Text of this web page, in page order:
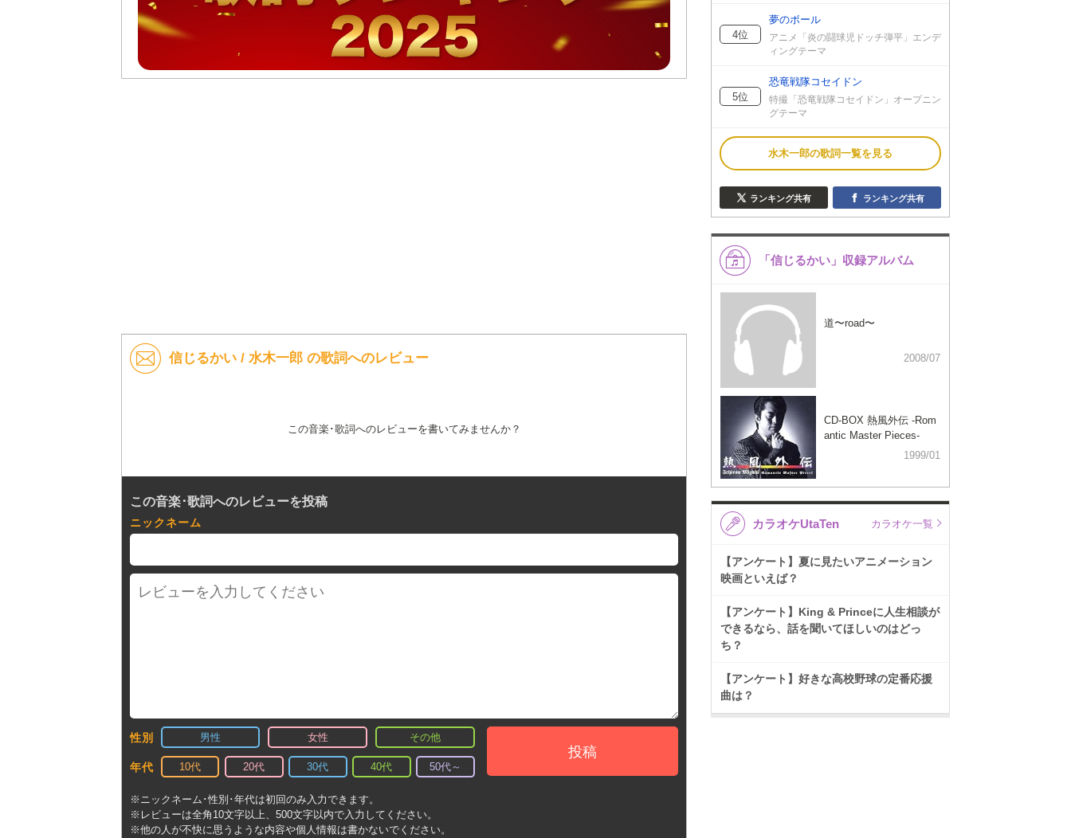
信じるかい / 水木一郎 の歌詞へのレビュー
この音楽･歌詞へのレビューを書いてみませんか？
この音楽･歌詞へのレビューを投稿
ニックネーム
性別 男性 女性 その他
年代 10代 20代 30代 40代 50代～
投稿
※ニックネーム･性別･年代は初回のみ入力できます。
※レビューは全角10文字以上、500文字以内で入力してください。
※他の人が不快に思うような内容や個人情報は書かないでください。
4位
夢のボール
アニメ「炎の闘球児ドッチ弾平」エンデ
ィングテーマ
5位
恐竜戦隊コセイドン
特撮「恐竜戦隊コセイドン」オープニン
グテーマ
水木一郎の歌詞一覧を見る
ランキング共有 ランキング共有
「信じるかい」収録アルバム
道〜road〜
2008/07
CD-BOX 熱風外伝 -Rom
antic Master Pieces-
1999/01
カラオケUtaTen カラオケ一覧
【アンケート】夏に見たいアニメーション
映画といえば？
【アンケート】King & Princeに人生相談が
できるなら、話を聞いてほしいのはどっ
ち？
【アンケート】好きな高校野球の定番応援
曲は？